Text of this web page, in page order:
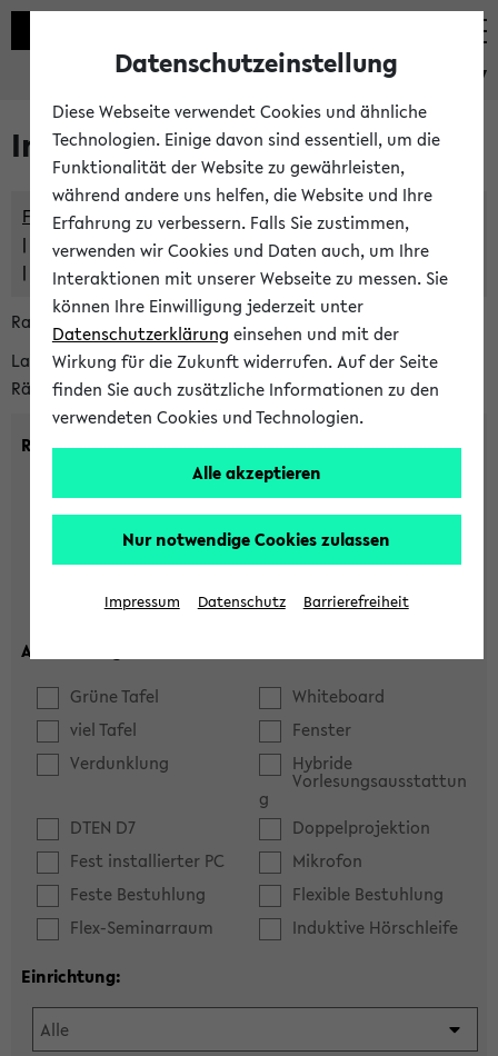
eKVV
Im eKVV verwaltete Räume
Freie Räume und Veranstaltungsüberschneidungen
Raumüberschneidungen
Hinweise der zentralen Raumvergabe
Raumanfragen:
raumvergabe@uni-bielefeld.de
Lassen Sie sich alle Räume anzeigen oder suchen Sie nach
Räumen mit bestimmten Eigenschaften:
Raumkriterien:
max. Plätze:
Ausstattung:
Grüne Tafel
Whiteboard
viel Tafel
Fenster
Verdunklung
Hybride
Vorlesungsausstattun
g
DTEN D7
Doppelprojektion
Fest installierter PC
Mikrofon
Feste Bestuhlung
Flexible Bestuhlung
Flex-Seminarraum
Induktive Hörschleife
Einrichtung:
Datenschutzeinstellung
Diese Webseite verwendet Cookies und ähnliche
Technologien. Einige davon sind essentiell, um die
Funktionalität der Website zu gewährleisten,
während andere uns helfen, die Website und Ihre
Erfahrung zu verbessern. Falls Sie zustimmen,
verwenden wir Cookies und Daten auch, um Ihre
Interaktionen mit unserer Webseite zu messen. Sie
können Ihre Einwilligung jederzeit unter
Datenschutzerklärung einsehen und mit der
Wirkung für die Zukunft widerrufen. Auf der Seite
finden Sie auch zusätzliche Informationen zu den
verwendeten Cookies und Technologien.
Alle akzeptieren
Nur notwendige Cookies zulassen
Impressum Datenschutz Barrierefreiheit